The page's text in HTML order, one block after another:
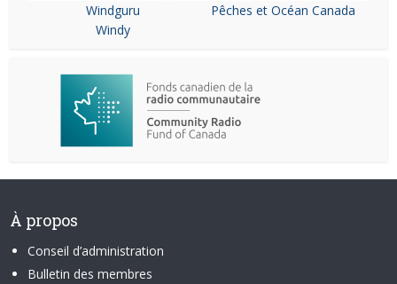
Windguru
Windy
Pêches et Océan Canada
À propos
Conseil d’administration
Bulletin des membres